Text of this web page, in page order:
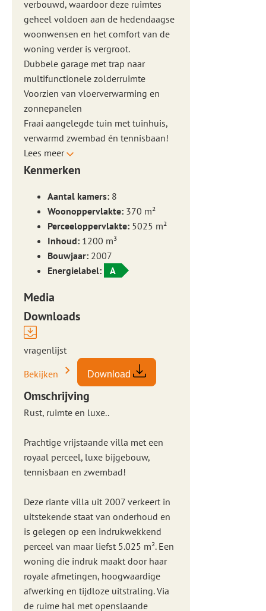
verbouwd, waardoor deze ruimtes
geheel voldoen aan de hedendaagse
woonwensen en het comfort van de
woning verder is vergroot.
Dubbele garage met trap naar
multifunctionele zolderruimte
Voorzien van vloerverwarming en
zonnepanelen
Fraai aangelegde tuin met tuinhuis,
verwarmd zwembad én tennisbaan!
Lees meer
Kenmerken
Aantal kamers: 8
Woonoppervlakte: 370 m²
Perceeloppervlakte: 5025 m²
Inhoud: 1200 m³
Bouwjaar: 2007
Energielabel:
A
Media
Downloads
vragenlijst
Bekijken
Download
Omschrijving
Rust, ruimte en luxe..
Prachtige vrijstaande villa met een
royaal perceel, luxe bijgebouw,
tennisbaan en zwembad!
Deze riante villa uit 2007 verkeert in
uitstekende staat van onderhoud en
is gelegen op een indrukwekkend
perceel van maar liefst 5.025 m². Een
woning die indruk maakt door haar
royale afmetingen, hoogwaardige
afwerking en tijdloze uitstraling. Via
de ruime hal met openslaande